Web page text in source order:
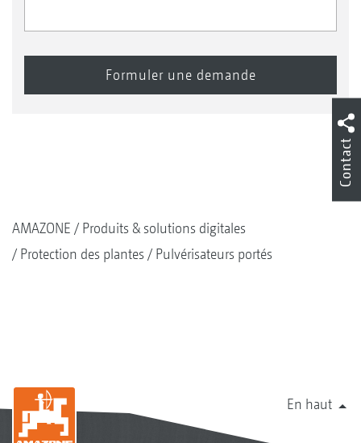
AMAZONE
Produits & solutions digitales
Protection des plantes
Pulvérisateurs portés
En haut
Contact